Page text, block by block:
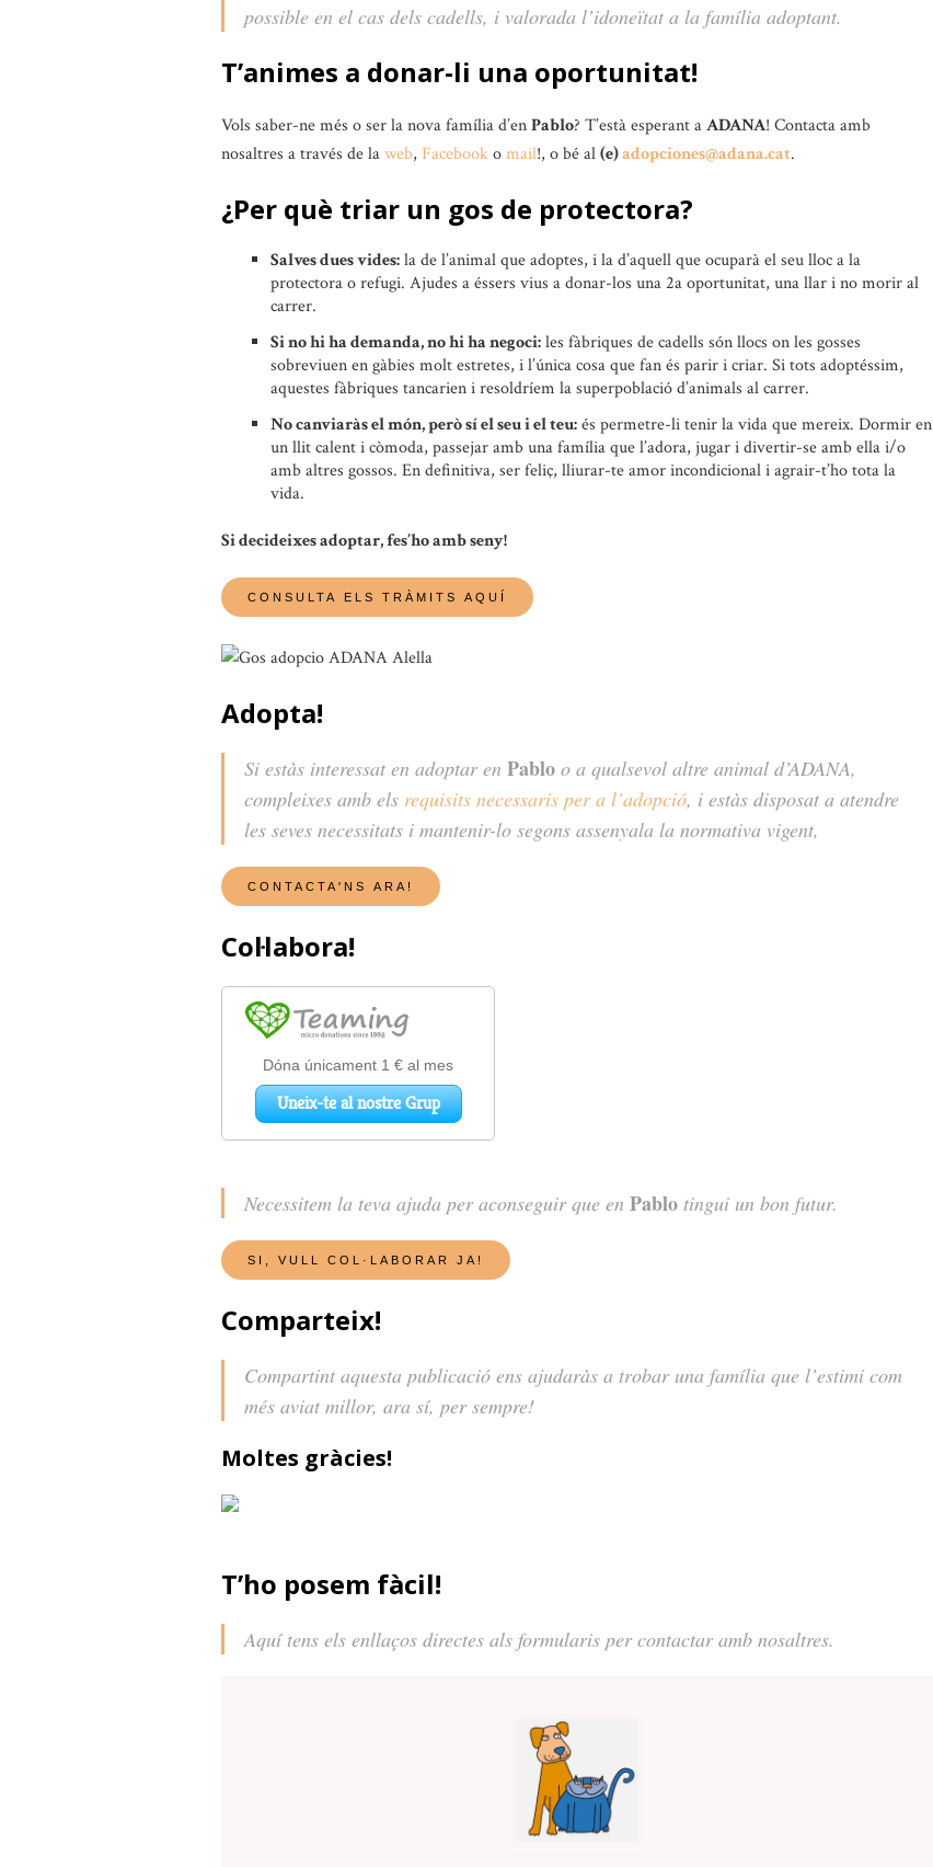
possible en el cas dels cadells, i valorada l’idoneïtat a la família adoptant.
T’animes a donar-li una oportunitat!
Vols saber-ne més o ser la nova família d’enPablo? T’està esperant aADANA! Contacta amb
nosaltres a través de laweb, Facebookomail!, o bé al(e)adopciones@adana.cat.
¿Per què triar un gos de protectora?
Salves dues vides:la de l’animal que adoptes, i la d’aquell que ocuparà el seu lloc a la
protectora o refugi. Ajudes a éssers vius a donar-los una 2a oportunitat, una llar i no morir al
carrer.
Si no hi ha demanda, no hi ha negoci:les fàbriques de cadells són llocs on les gosses
sobreviuen en gàbies molt estretes, i l’única cosa que fan és parir i criar. Si tots adoptéssim,
aquestes fàbriques tancarien i resoldríem la superpoblació d’animals al carrer.
No canviaràs el món, però sí el seu i el teu:és permetre-li tenir la vida que mereix. Dormir en
un llit calent i còmoda, passejar amb una família que l’adora, jugar i divertir-se amb ella i/o
amb altres gossos. En definitiva, ser feliç, lliurar-te amor incondicional i agrair-t’ho tota la
vida.
Si decideixes adoptar, fes’ho amb seny!
Adopta!
Si estàs interessat en adoptar en Pablo o a qualsevol altre animal d’ADANA,
compleixes amb els requisits necessaris per a l’adopció, i estàs disposat a atendre
les seves necessitats i mantenir-lo segons assenyala la normativa vigent,
Col·labora!
Necessitem la teva ajuda per aconseguir que en Pablo tingui un bon futur.
Comparteix!
Compartint aquesta publicació ens ajudaràs a trobar una família que l’estimi com
més aviat millor, ara sí, per sempre!
Moltes gràcies!
T’ho posem fàcil!
Aquí tens els enllaços directes als formularis per contactar amb nosaltres.